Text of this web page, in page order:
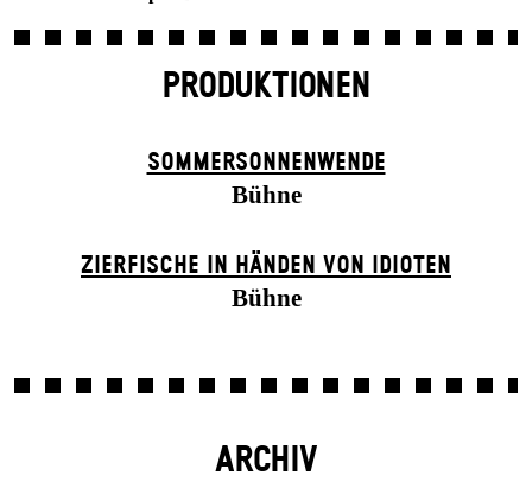
PRODUKTIONEN
SOMMER­SONNEN­WENDE
Bühne
ZIER­FISCHE IN HÄNDEN VON IDIOTEN
Bühne
ARCHIV